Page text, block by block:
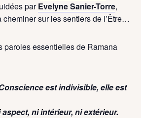
parEvelyne Sanier-Torre,
cheminer sur les sentiers de l’Être…
paroles essentielles de Ramana
est indivisible, elle est
aspect, ni intérieur, ni extérieur.